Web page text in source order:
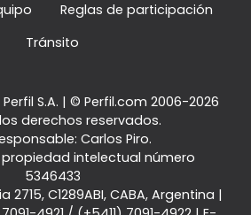
Reglas de participación
Tránsito
S.A. | © Perfil.com 2006-2026
derechos reservados.
Carlos Piro.
intelectual número
5346433
2715, C1289ABI, CABA, Argentina |